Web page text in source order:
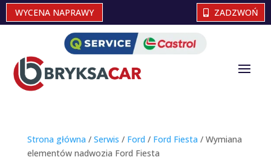
WYCENA NAPRAWY ZADZWOŃ
Strona główna / Serwis / Ford / Ford Fiesta / Wymiana
elementów nadwozia Ford Fiesta